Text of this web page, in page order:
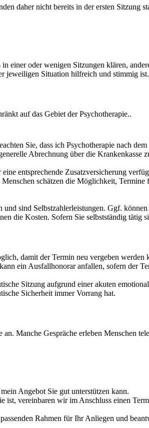
daher nicht bereits in der ersten Sitzung
einer oder wenigen Sitzungen klären,
jeweiligen Situation hilfreich und stimmig
auf das Gebiet der Psychotherapie..
Sie, dass ich Psychotherapie nach
Abrechnung über die Krankenkasse
entsprechende Zusatzversicherung
schätzen die Möglichkeit,
sind Selbstzahlerleistungen. Ggf.
die Kosten. Sofern Sie selbstständig tätig
damit der Termin neu vergeben
ein Ausfallhonorar anfallen, sofern der
Sitzung aufgrund einer akuten
Sicherheit immer Vorrang hat.
Manche Gespräche erleben Menschen
Angebot Sie gut unterstützen kann.
vereinbaren wir im Anschluss einen
Rahmen für Ihr Anliegen und